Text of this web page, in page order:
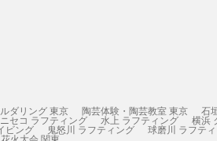
ダリング 東京 陶芸体験・陶芸教室 東京 石
ニセコ ラフティング 水上 ラフティング 横浜
ビング 鬼怒川 ラフティング 球磨川 ラフテ
花火大会 関東